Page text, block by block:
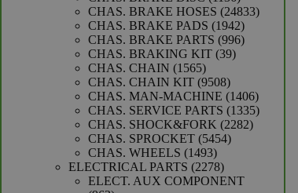
producten
CHAS. BRAKE HOSES 2483324833
CHAS. BRAKE PADS 19421942
producten
CHAS. BRAKE PARTS 996996
CHAS. BRAKING KIT 3939
CHAS. CHAIN 15651565
producten
CHAS. CHAIN KIT 95089508
producten
CHAS. MAN-MACHINE 14061406
producten
CHAS. SERVICE PARTS 13351335
CHAS. SHOCK&FORK 22822282
CHAS. SPROCKET 54545454
CHAS. WHEELS 14931493
producten
ELECTRICAL PARTS 22782278
producten
ELECT. AUX COMPONENT